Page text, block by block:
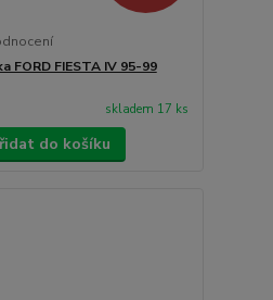
FORD FIESTA IV 95-99
skladem 17 ks
do košíku